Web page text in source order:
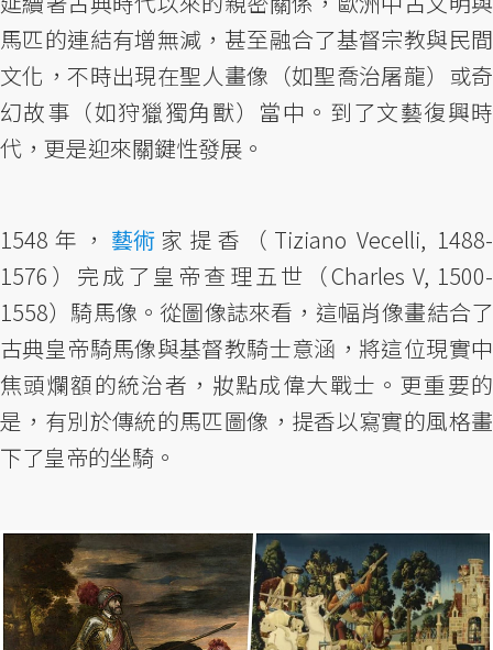
馬匹的連結有增無減，甚至融合了基督宗教與民間
文化，不時出現在聖人畫像（如聖喬治屠龍）或奇
幻故事（如狩獵獨角獸）當中。到了文藝復興時
代，更是迎來關鍵性發展。
1548年， 藝術家提香（Tiziano Vecelli, 1488-
1576）完成了皇帝查理五世（Charles V, 1500-
1558）騎馬像。從圖像誌來看，這幅肖像畫結合了
古典皇帝騎馬像與基督教騎士意涵，將這位現實中
焦頭爛額的統治者，妝點成偉大戰士。更重要的
是，有別於傳統的馬匹圖像，提香以寫實的風格畫
下了皇帝的坐騎。